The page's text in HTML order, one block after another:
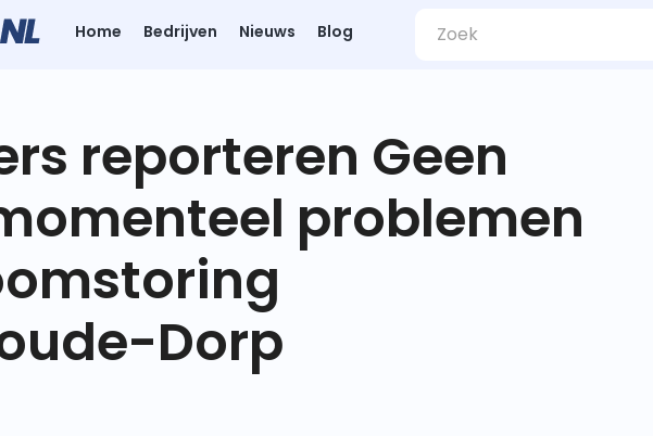
Home Bedrijven Nieuws Blog
reporteren Geen
problemen
Dorp